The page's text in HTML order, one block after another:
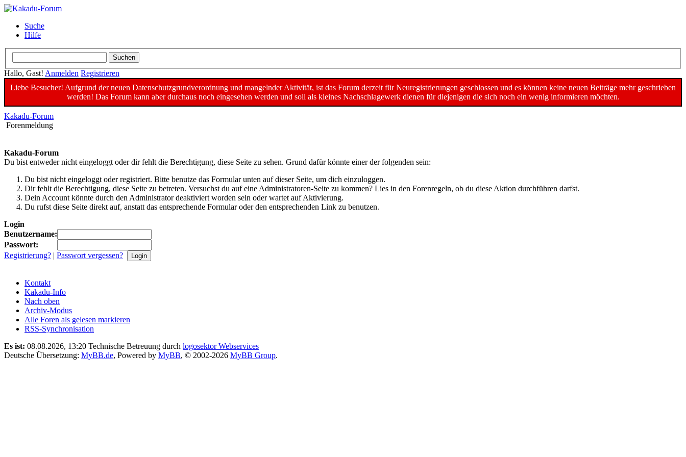
Suche
Hilfe
Hallo, Gast! Anmelden Registrieren
Liebe Besucher! Aufgrund der neuen Datenschutzgrundverordnung und mangelnder Aktivität, ist das Forum derzeit für Neuregistrierungen geschlossen und es können keine neuen Beiträge mehr geschrieben
werden! Das Forum kann aber durchaus noch eingesehen werden und soll als kleines Nachschlagewerk dienen für diejenigen die sich noch ein wenig informieren möchten.
Kakadu-Forum
Forenmeldung
Kakadu-Forum
Du bist entweder nicht eingeloggt oder dir fehlt die Berechtigung, diese Seite zu sehen. Grund dafür könnte einer der folgenden sein:
Du bist nicht eingeloggt oder registriert. Bitte benutze das Formular unten auf dieser Seite, um dich einzuloggen.
Dir fehlt die Berechtigung, diese Seite zu betreten. Versuchst du auf eine Administratoren-Seite zu kommen? Lies in den Forenregeln, ob du diese Aktion durchführen darfst.
Dein Account könnte durch den Administrator deaktiviert worden sein oder wartet auf Aktivierung.
Du rufst diese Seite direkt auf, anstatt das entsprechende Formular oder den entsprechenden Link zu benutzen.
Login
Benutzername:
Passwort:
Registrierung? | Passwort vergessen?
Kontakt
Kakadu-Info
Nach oben
Archiv-Modus
Alle Foren als gelesen markieren
RSS-Synchronisation
Es ist: 08.08.2026, 13:20 Technische Betreuung durch logosektor Webservices
Deutsche Übersetzung: MyBB.de, Powered by MyBB, © 2002-2026 MyBB Group.